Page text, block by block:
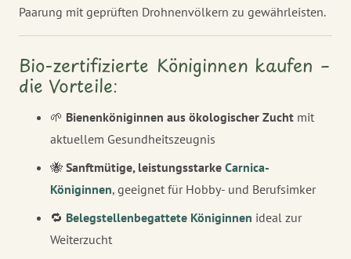
Paarung mit geprüften Drohnenvölkern zu gewährleisten.
Bio-zertifizierte Königinnen kaufen –
die Vorteile:
🌱 Bienenköniginnen aus ökologischer Zucht mit
aktuellem Gesundheitszeugnis
🐝 Sanftmütige, leistungsstarke Carnica-
Königinnen, geeignet für Hobby- und Berufsimker
🔁 Belegstellenbegattete Königinnen ideal zur
Weiterzucht